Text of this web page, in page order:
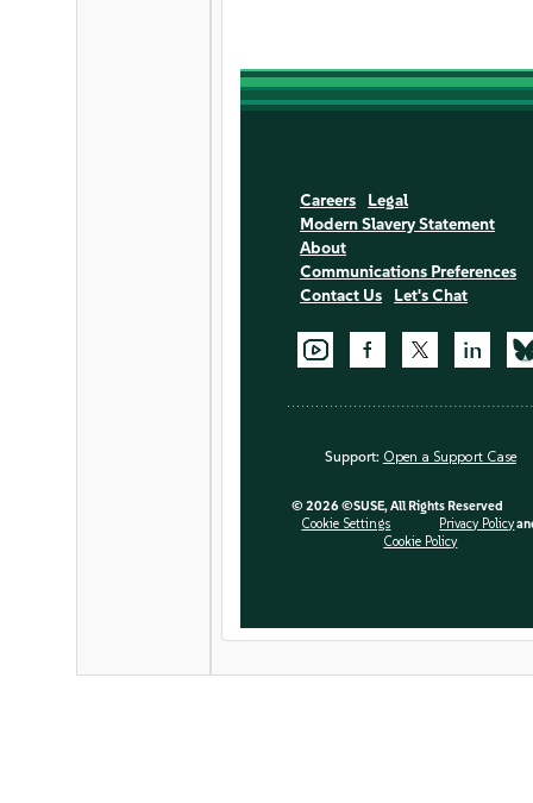
Careers
Legal
Modern Slavery Statement
About
Communications Preferences
Contact Us
Let's Chat
Support: Open a Support Case
© 2026 ©SUSE, All Rights Reserved
Cookie Settings
Privacy Policy
Cookie Policy